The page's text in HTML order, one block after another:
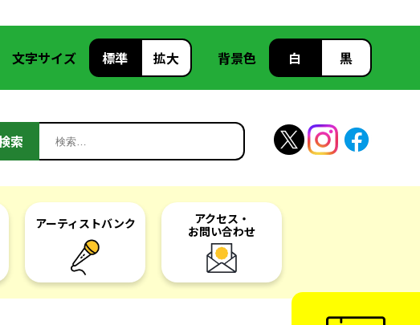
文字サイズ 標準 拡大 背景色 白 黒
索
アーティストバンク
アクセス・
お問い合わせ